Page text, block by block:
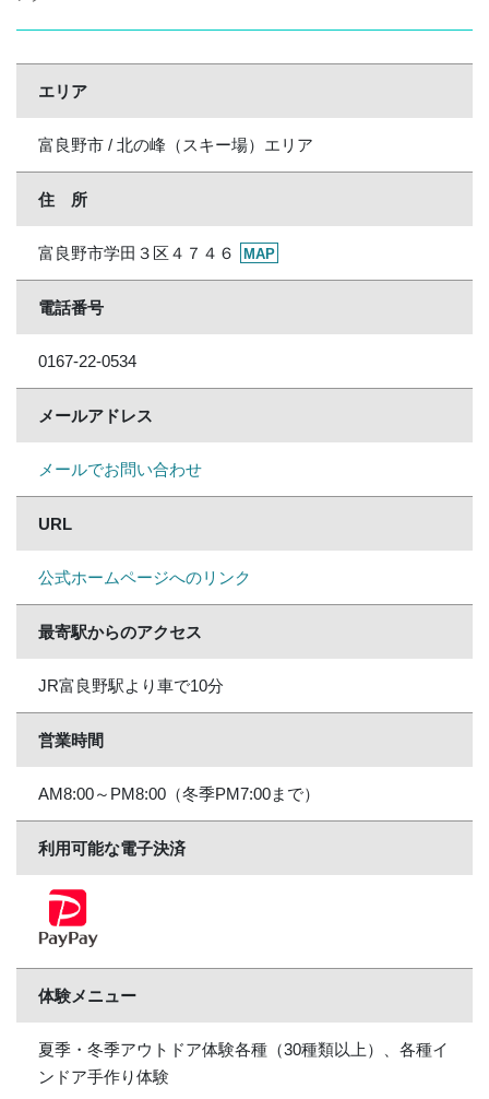
エリア
富良野市 / 北の峰（スキー場）エリア
住 所
富良野市学田３区４７４６ MAP
電話番号
0167-22-0534
メールアドレス
メールでお問い合わせ
URL
公式ホームページへのリンク
最寄駅からのアクセス
JR富良野駅より車で10分
営業時間
AM8:00～PM8:00（冬季PM7:00まで）
利用可能な電子決済
体験メニュー
夏季・冬季アウトドア体験各種（30種類以上）、各種イ
ンドア手作り体験